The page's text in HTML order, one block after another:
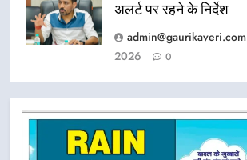
अलर्ट पर रहने के निर्देश
admin@gaurikaveri.com
2026
0